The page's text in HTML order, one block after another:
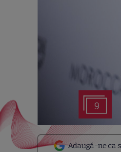
9
Adaugă-ne ca